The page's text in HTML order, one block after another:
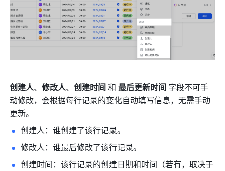
创建人、修改人、创建时间 和 最后更新时间 字段不可手
动修改，会根据每行记录的变化自动填写信息，无需手动
更新。
创建人：谁创建了该行记录。
修改人：谁最后修改了该行记录。
创建时间：该行记录的创建日期和时间（若有，取决于